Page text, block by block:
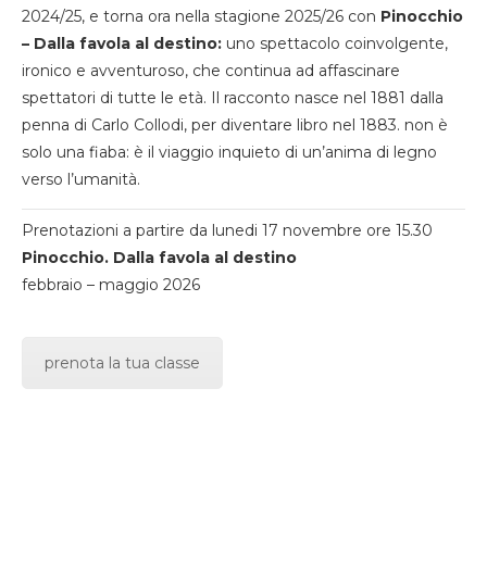
2024/25, e torna ora nella stagione 2025/26 con Pinocchio
– Dalla favola al destino: uno spettacolo coinvolgente,
ironico e avventuroso, che continua ad affascinare
spettatori di tutte le età. Il racconto nasce nel 1881 dalla
penna di Carlo Collodi, per diventare libro nel 1883. non è
solo una fiaba: è il viaggio inquieto di un’anima di legno
verso l’umanità.
Prenotazioni a partire da lunedi 17 novembre ore 15.30
Pinocchio. Dalla favola al destino
febbraio – maggio 2026
prenota la tua classe